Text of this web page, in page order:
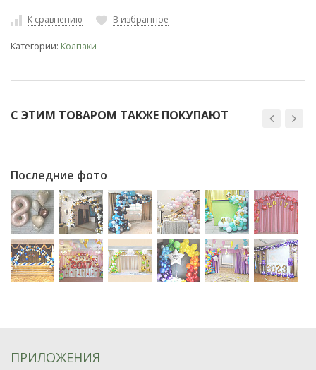
К сравнению В избранное
Категории: Колпаки
С ЭТИМ ТОВАРОМ ТАКЖЕ ПОКУПАЮТ
Последние фото
ПРИЛОЖЕНИЯ